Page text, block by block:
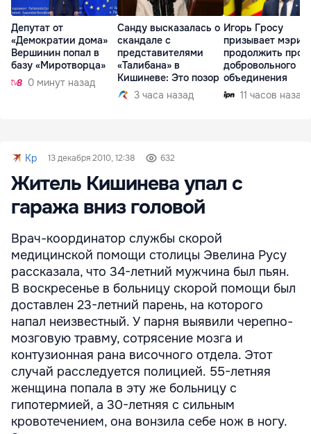
Депутат от
«Демократии дома»
Вершинин попал в
базу «Миротворца»
0 минут назад
Санду высказалась о
скандале с
представителями
«Талибана» в
Кишиневе: Это позор
3 часа назад
Игорь Гросу
призывает мэрии
продолжить
добровольного
объединения
11 часов назад
Kp 13 декабря 2010, 12:38 632
Житель Кишинева упал с
гаража вниз головой
Врач-координатор службы скорой
медицинской помощи столицы Эвелина Русу
рассказала, что 34-летний мужчина был пьян.
В воскресенье в больницу скорой помощи был
доставлен 23-летний парень, на которого
напал неизвестный. У парня выявили черепно-
мозговую травму, сотрясение мозга и
контузионная рана височного отдела. Этот
случай расследуется полицией. 55-летняя
женщина попала в эту же больницу с
гипотермией, а 30-летняя с сильным
кровотечением, она вонзила себе нож в ногу.